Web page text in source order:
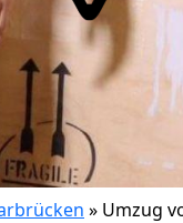
» Umzug